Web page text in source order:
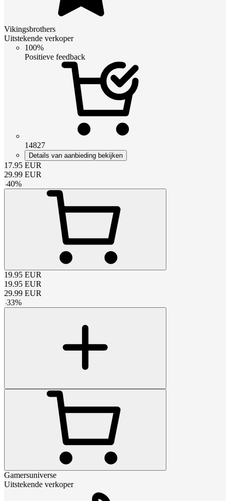
Vikingsbrothers
Uitstekende verkoper
100%
Positieve feedback
14827
Details van aanbieding bekijken
17.95 EUR
29.99 EUR
-40%
19.95 EUR
19.95 EUR
29.99 EUR
-33%
Gamersuniverse
Uitstekende verkoper